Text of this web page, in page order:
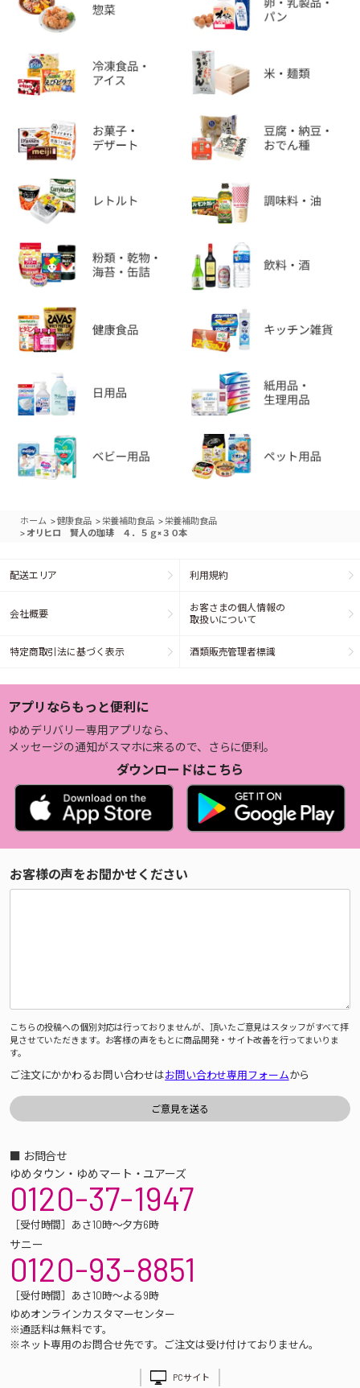
ホーム >健康食品 > 栄養補助食品 > 栄養補助食品
>オリヒロ 賢人の珈琲 ４．５ｇ×３０本
配送エリア 利用規約
会社概要
お客さまの個人情報の
取扱いについて
特定商取引法に基づく表示 酒類販売管理者標識
アプリならもっと便利に
ゆめデリバリー専用アプリなら、
メッセージの通知がスマホに来るので、さらに便利。
ダウンロードはこちら
お客様の声をお聞かせください
こちらの投稿への個別対応は行っておりませんが、頂いたご意見はスタッフがすべて拝
見させていただきます。お客様の声をもとに商品開発・サイト改善を行ってまいりま
す。
ご注文にかかわるお問い合わせはお問い合わせ専用フォームから
■ お問合せ
ゆめタウン・ゆめマート・ユアーズ
0120-37-1947
［受付時間］あさ10時～夕方6時
サニー
0120-93-8851
［受付時間］あさ10時～よる9時
ゆめオンラインカスタマーセンター
※通話料は無料です。
※ネット専用のお問合せ先です。ご注文は受け付けておりません。
PCサイト